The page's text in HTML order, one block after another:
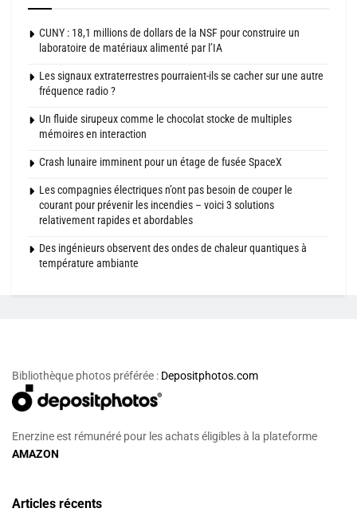
CUNY : 18,1 millions de dollars de la NSF pour construire un
laboratoire de matériaux alimenté par l’IA
Les signaux extraterrestres pourraient-ils se cacher sur une autre
fréquence radio ?
Un fluide sirupeux comme le chocolat stocke de multiples
mémoires en interaction
Crash lunaire imminent pour un étage de fusée SpaceX
Les compagnies électriques n’ont pas besoin de couper le
courant pour prévenir les incendies – voici 3 solutions
relativement rapides et abordables
Des ingénieurs observent des ondes de chaleur quantiques à
température ambiante
Bibliothèque photos préférée : Depositphotos.com
Enerzine est rémunéré pour les achats éligibles à la plateforme
AMAZON
Articles récents